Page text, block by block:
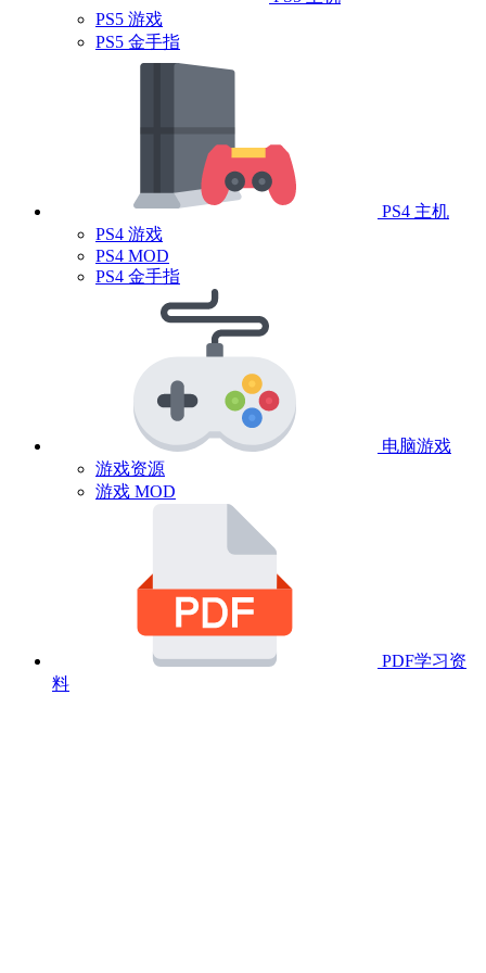
PS5 游戏
PS5 金手指
PS4 主机
PS4 游戏
PS4 MOD
PS4 金手指
电脑游戏
游戏资源
游戏 MOD
PDF学习资
料